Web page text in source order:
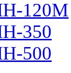
120М
350
500